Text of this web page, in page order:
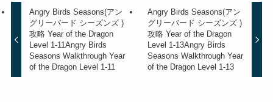
Angry Birds Seasons(アン
グリーバード シーズンズ )
攻略 Year of the Dragon
Level 1-11Angry Birds
Seasons Walkthrough Year
of the Dragon Level 1-11
Angry Birds Seasons(アン
グリーバード シーズンズ )
攻略 Year of the Dragon
Level 1-13Angry Birds
Seasons Walkthrough Year
of the Dragon Level 1-13